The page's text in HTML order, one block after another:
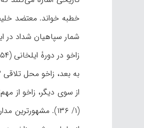
شمار سپاهیان شداد در این زمان، حدود ۱۰هزار نفر بوده است
به بعد، زاخو محل تلاقی ۳ امارت قدرتمند بهدینان، بوتان و هکاری بود (گولی و جوادی، ۴۹).
از سوی دیگر، زاخو از